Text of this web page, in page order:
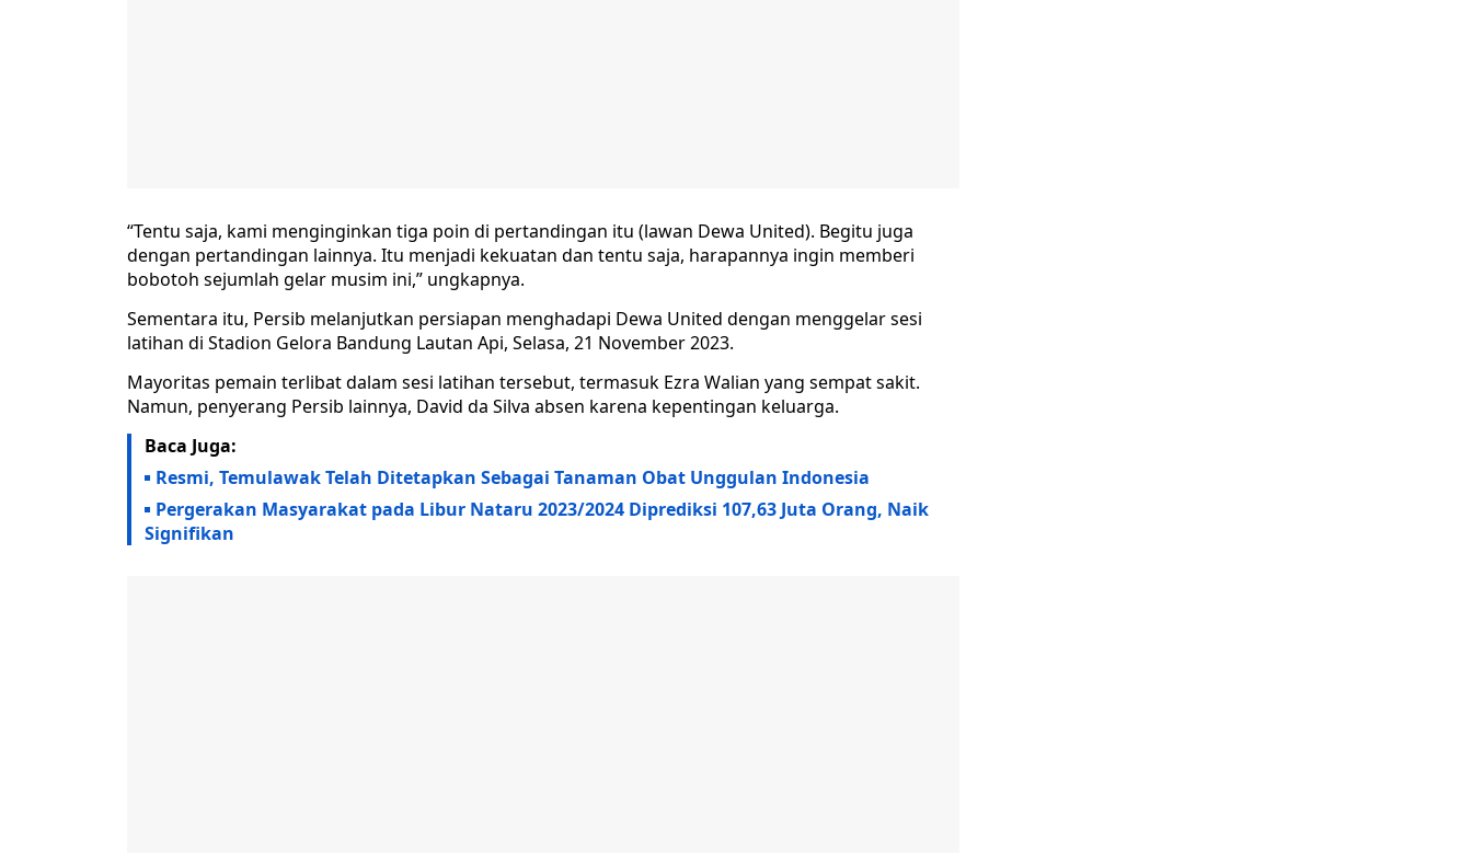
“Tentu saja, kami menginginkan tiga poin di pertandingan itu (lawan Dewa United). Begitu juga
dengan pertandingan lainnya. Itu menjadi kekuatan dan tentu saja, harapannya ingin memberi
bobotoh sejumlah gelar musim ini,” ungkapnya.
Sementara itu, Persib melanjutkan persiapan menghadapi Dewa United dengan menggelar sesi
latihan di Stadion Gelora Bandung Lautan Api, Selasa, 21 November 2023.
Mayoritas pemain terlibat dalam sesi latihan tersebut, termasuk Ezra Walian yang sempat sakit.
Namun, penyerang Persib lainnya, David da Silva absen karena kepentingan keluarga.
Baca Juga:
Resmi, Temulawak Telah Ditetapkan Sebagai Tanaman Obat Unggulan Indonesia
Pergerakan Masyarakat pada Libur Nataru 2023/2024 Diprediksi 107,63 Juta Orang, Naik
Signifikan